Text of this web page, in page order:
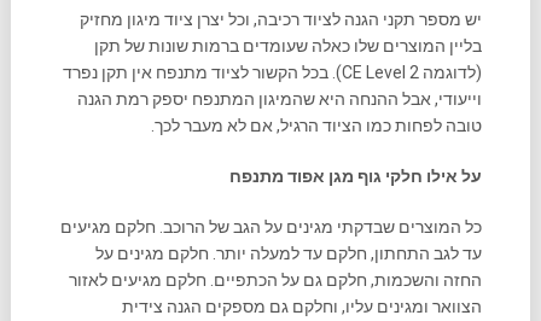
יש מספר תקני הגנה לציוד רכיבה, וכל יצרן ציוד מיגון מחזיק
בליין המוצרים שלו כאלה שעומדים ברמות שונות של תקן
(לדוגמה CE Level 2). בכל הקשור לציוד מתנפח אין תקן נפרד
וייעודי, אבל ההנחה היא שהמיגון המתנפח יספק רמת הגנה
טובה לפחות כמו הציוד הרגיל, אם לא מעבר לכך.
על אילו חלקי גוף מגן אפוד מתנפח
כל המוצרים שבדקתי מגינים על הגב של הרוכב. חלקם מגיעים
עד לגב התחתון, חלקם עד למעלה יותר. חלקם מגינים על
החזה והשכמות, חלקם גם על הכתפיים. חלקם מגיעים לאזור
הצוואר ומגינים עליו, וחלקם גם מספקים הגנה צידית